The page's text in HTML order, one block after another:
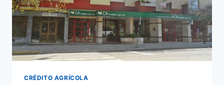
CRÉDITO AGRÍCOLA